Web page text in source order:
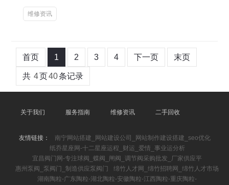
维修资讯
首页 1 2 3 4 下一页 末页
共 4页40条记录
关于我们 服务指南 维修资讯 二手回收
友情链接：
南宁网站搭建_网站建设公司_网站制作建设搭建_seo优化
纸乔星座网-十二星座运程_财运_爱情_事业运分析
宜昌阀门网-专注球阀_蝶阀_闸阀_调节阀采购批发_厂家供应平
惠州泵阀_泵阀门_制造供应泵阀门
绵竹人才网_绵竹招聘网_绵竹人才市场
湖南陶粒-广东陶粒-湖北陶粒-安徽陶粒-江西陶粒-重庆陶粒-